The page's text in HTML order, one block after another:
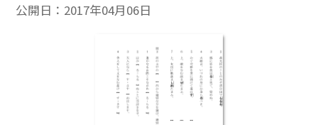
公開日： 2017年04月06日